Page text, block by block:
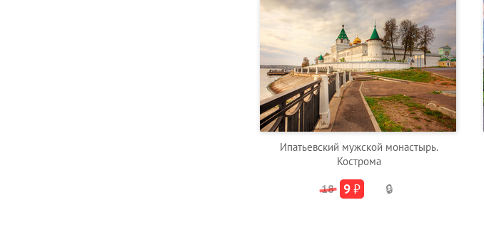
Ипатьевский мужской монастырь.
Кострома
18 9₽ 🔒